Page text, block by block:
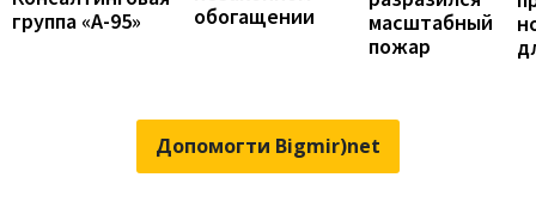
группа «А-95»
обогащении
масштабный
пожар
Допомогти Bigmir)net